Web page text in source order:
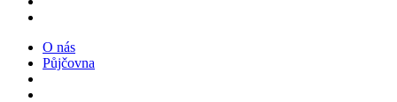
O nás
Půjčovna